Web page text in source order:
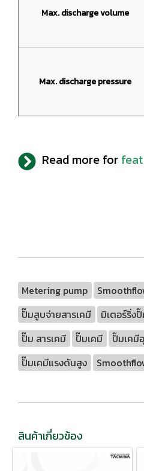
Max. discharge volume
Max. discharge pressure
Read more for
Metering pump
ปั๊มสูบจ่ายสารเคมี
มิเตอร์ริ่ง
ปั๊ม สารเคมี
ปั๊มเคมี
ปั๊มเคมี
ปั๊มเคมีแรงดันสูง
สินค้าเกี่ยวข้อง